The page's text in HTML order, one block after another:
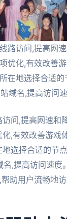
路访问,提高网速
优化,有效改善游
地选择合适的
域名,提高访问速
问,提高网速和
,有效改善游戏体
选择合适的节点
,提高访问速度。
助用户流畅地